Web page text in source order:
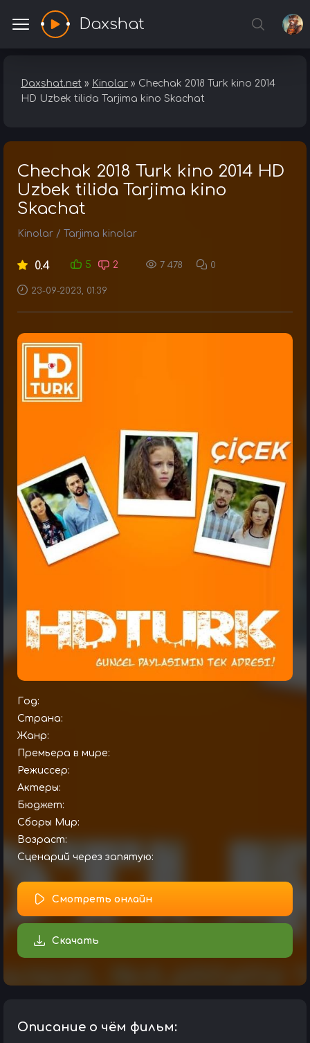
Daxshat
Daxshat.net » Kinolar » Chechak 2018 Turk kino 2014
HD Uzbek tilida Tarjima kino Skachat
Chechak 2018 Turk kino 2014 HD
Uzbek tilida Tarjima kino
Skachat
Kinolar / Tarjima kinolar
0.4 5 2 7 478 0
23-09-2023, 01:39
Год:
Страна:
Жанр:
Премьера в мире:
Режиссер:
Актеры:
Бюджет:
Сборы Мир:
Возраст:
Сценарий через запятую:
Смотреть онлайн
Скачать
Описание о чём фильм: